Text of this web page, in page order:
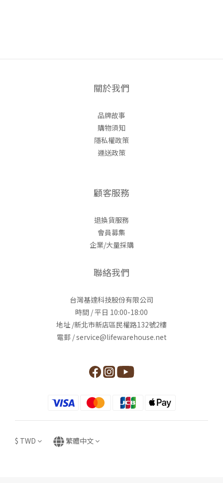
關於我們
品牌故事
購物須知
隱私權政策
運送政策
顧客服務
退換貨服務
會員募集
企業/大量採購
聯絡我們
台灣基達科技股份有限公司
時間 / 平日 10:00-18:00
地址 /新北市新店區民權路132號2樓
電郵 / service@lifewarehouse.net
$ TWD 繁體中文